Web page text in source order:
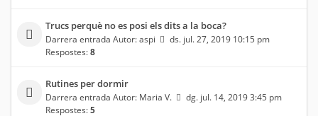
Trucs perquè no es posi els dits a la boca?
Darrera entrada Autor:aspi
ds. jul. 27, 2019 10:15 pm
Respostes:8
Rutines per dormir
Darrera entrada Autor: Maria V.
dg. jul. 14, 2019 3:45 pm
Respostes:5